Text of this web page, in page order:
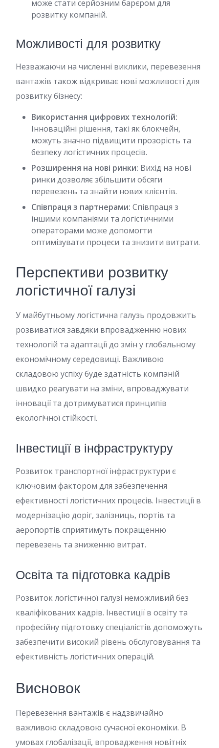
може стати серйозним барєром для
розвитку компаній.
Можливості для розвитку
Незважаючи на численні виклики, перевезення
вантажів також відкриває нові можливості для
розвитку бізнесу:
Використання цифрових технологій:
Інноваційні рішення, такі як блокчейн,
можуть значно підвищити прозорість та
безпеку логістичних процесів.
Розширення на нові ринки: Вихід на нові
ринки дозволяє збільшити обсяги
перевезень та знайти нових клієнтів.
Співпраця з партнерами: Співпраця з
іншими компаніями та логістичними
операторами може допомогти
оптимізувати процеси та знизити витрати.
Перспективи розвитку
логістичної галузі
У майбутньому логістична галузь продовжить
розвиватися завдяки впровадженню нових
технологій та адаптації до змін у глобальному
економічному середовищі. Важливою
складовою успіху буде здатність компаній
швидко реагувати на зміни, впроваджувати
інновації та дотримуватися принципів
екологічної стійкості.
Інвестиції в інфраструктуру
Розвиток транспортної інфраструктури є
ключовим фактором для забезпечення
ефективності логістичних процесів. Інвестиції в
модернізацію доріг, залізниць, портів та
аеропортів сприятимуть покращенню
перевезень та зниженню витрат.
Освіта та підготовка кадрів
Розвиток логістичної галузі неможливий без
кваліфікованих кадрів. Інвестиції в освіту та
професійну підготовку спеціалістів допоможуть
забезпечити високий рівень обслуговування та
ефективність логістичних операцій.
Висновок
Перевезення вантажів є надзвичайно
важливою складовою сучасної економіки. В
умовах глобалізації, впровадження новітніх